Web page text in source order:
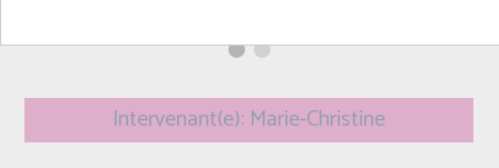
Intervenant(e): Marie-Christine